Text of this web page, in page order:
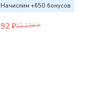
Начислим +650 бонусов
₽15 234 ₽